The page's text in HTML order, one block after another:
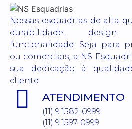
Nossas esquadrias de alta
durabilidade,
funcionalidade. Seja para
ou comerciais, a NS
sua dedicação à
cliente.
ATENDIMENTO
(11) 9.1582-0999
(11) 9.1597-0999